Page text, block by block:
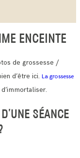
ENCEINTE
de grossesse /
d’être ici. La grossesse
SÉANCE